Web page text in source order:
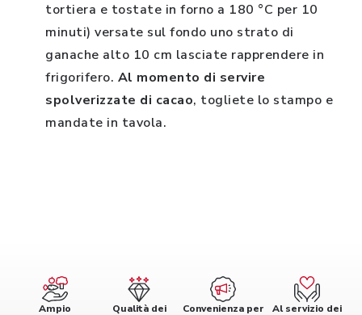
tortiera e tostate in forno a 180 °C per 10
minuti) versate sul fondo uno strato di
ganache alto 10 cm lasciate rapprendere in
frigorifero. Al momento di servire
spolverizzate di cacao, togliete lo stampo e
mandate in tavola.
Ampio
Qualità dei
Convenienza per
Al servizio dei